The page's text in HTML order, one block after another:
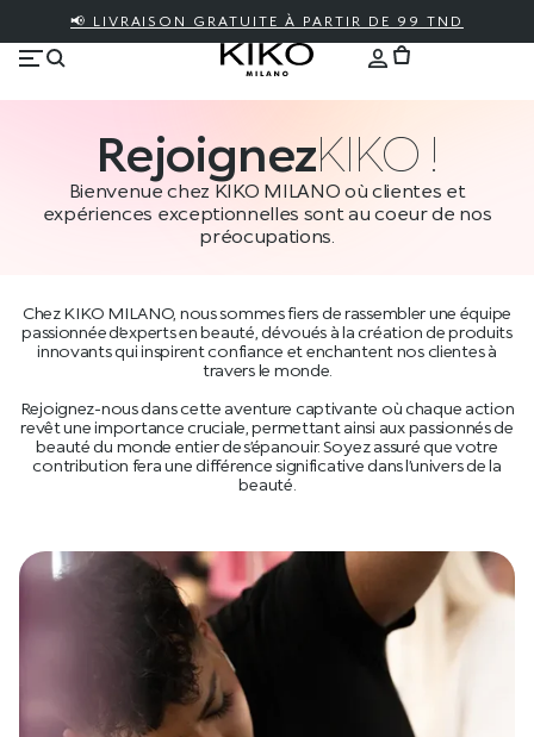
📢 LIVRAISON GRATUITE À PARTIR DE 99 TND
RejoignezKIKO !
Bienvenue chez KIKO MILANO où clientes et
expériences exceptionnelles sont au coeur de nos
préocupations.
Chez KIKO MILANO, nous sommes fiers de rassembler une équipe
passionnée d’experts en beauté, dévoués à la création de produits
innovants qui inspirent confiance et enchantent nos clientes à
travers le monde.
Rejoignez-nous dans cette aventure captivante où chaque action
revêt une importance cruciale, permettant ainsi aux passionnés de
beauté du monde entier de s’épanouir. Soyez assuré que votre
contribution fera une différence significative dans l’univers de la
beauté.